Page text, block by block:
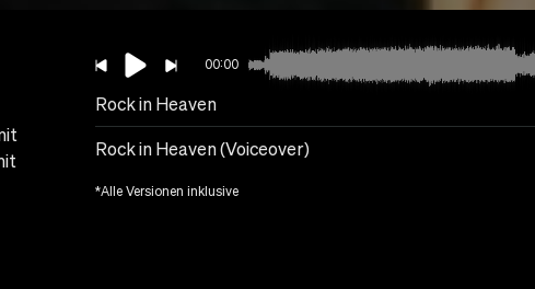
00:00
Rock in Heaven
Rock in Heaven (Voiceover)
*Alle Versionen inklusive